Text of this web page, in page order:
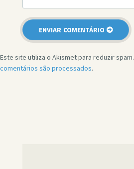
Este site utiliza o Akismet para reduzir spam.
comentários são processados.